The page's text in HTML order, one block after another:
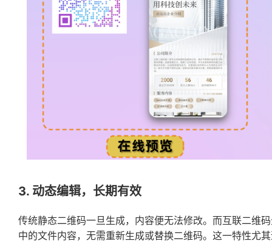
3. 动态编辑，长期有效
传统静态二维码一旦生成，内容便无法修改。而互联二维
中的文件内容，无需重新生成或替换二维码。这一特性尤